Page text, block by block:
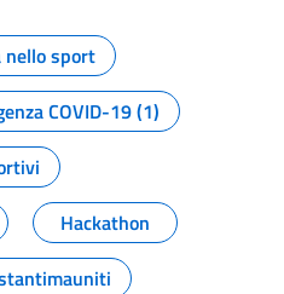
pagina
nello sport
COVID-19 (1)
Hackathon